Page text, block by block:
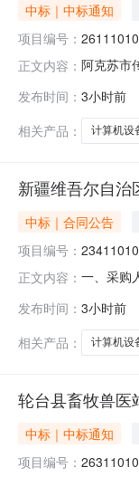
中标｜中标通知
项目编号：
正文内容： 阿克苏市
购计划金
发布时间： 3小时前
相关产品：
计算机设
新疆维吾尔自
中标｜合同公告
项目编号：
正文内容： 一、采购
设备、台
发布时间： 3小时前
相关产品：
计算机设
轮台县畜牧兽医
中标｜中标通知
项目编号：